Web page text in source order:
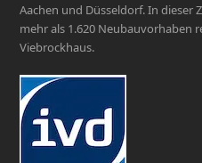
Aachen und Düsseldorf. In dieser
mehr als 1.620 Neubauvorhaben
Viebrockhaus.